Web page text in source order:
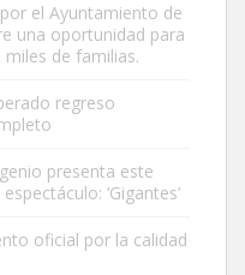
hace menos de un mes,
el Ayuntamiento de
una oportunidad para
de familias.
regreso
presenta este
‘Gigantes’
oficial por la calidad